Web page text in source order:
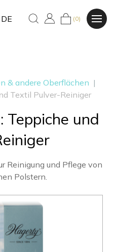
DE (0)
& andere Oberflächen |
Textil Pulver-Reiniger
Teppiche und
Reinigung und Pflege von
Polstern.